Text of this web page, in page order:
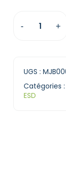
UGS :
Catégories :
ESD